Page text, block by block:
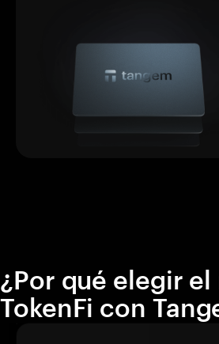
¿Por qué elegir
TokenFi con